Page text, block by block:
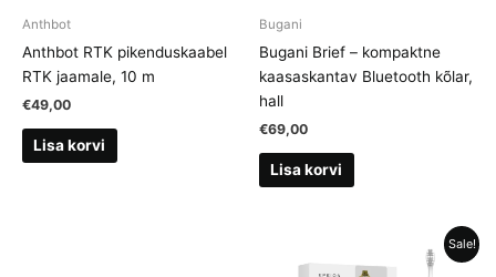
Anthbot
Anthbot RTK pikenduskaabel
RTK jaamale, 10 m
€49,00
Lisa korvi
Bugani
Bugani Brief – kompaktne
kaasaskantav Bluetooth kõlar,
hall
€69,00
Lisa korvi
Sale!